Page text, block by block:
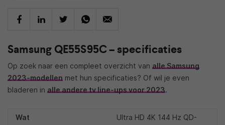
Samsung QE55S95C – specificaties
Op zoek naar een compleet overzicht van alle Samsung
2023-modellen met hun specificaties? Of wil je even
bladeren in alle andere tv line-ups voor 2023.
Wat
Ultra HD 4K 144 Hz QD-